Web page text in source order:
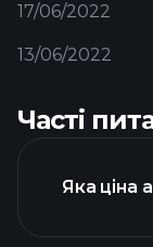
17/06/2022
13/06/2022
Часті
Яка ціна